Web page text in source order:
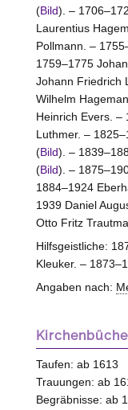
(Bild). –
Laurentius
Pollmann. –
1759–1775
Johann Friedrich
Wilhelm
Heinrich Evers. –
Luthmer. –
(Bild). –
(Bild). –
1884–1924
1939 Daniel
Otto Fritz
Hilfsgeistliche:
Kleuker. –
Angaben nach:
Taufen: ab 1613
Trauungen: ab
Begräbnisse: ab